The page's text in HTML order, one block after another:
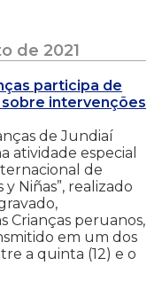
de 2021
participa de
intervenções
de Jundiaí
atividade especial
de
Niñas”, realizado
Crianças peruanos,
em um dos
a quinta (12) e o